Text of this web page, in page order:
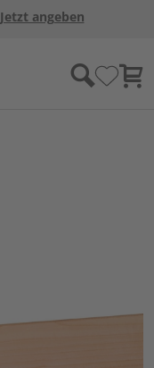
Jetzt angeben